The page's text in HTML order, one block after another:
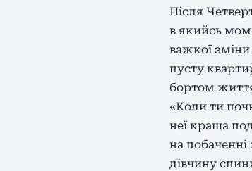
Після
в якийсь
важкої зміни
пусту
бортом
«Коли ти
неї краща
на побаченні
дівчину